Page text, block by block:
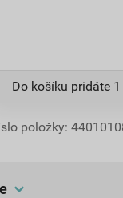
Do košíku pridáte
položky: